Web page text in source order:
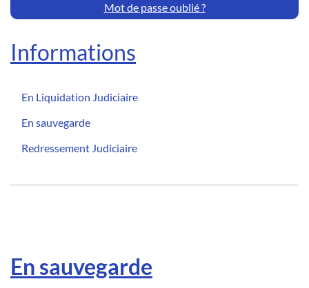
Mot de passe oublié ?
Informations
En Liquidation Judiciaire
En sauvegarde
Redressement Judiciaire
En sauvegarde